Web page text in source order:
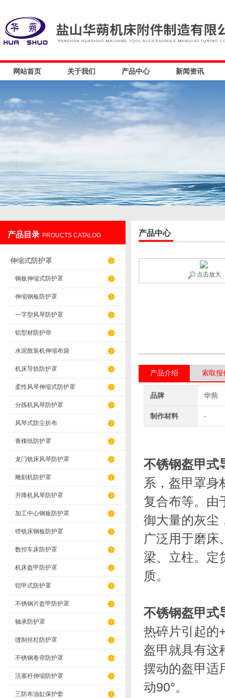
网站首页 关于我们 产品中心 新闻资讯
产品目录 PROUCTS CATALOG
伸缩式防护罩
钢板伸缩式防护罩
伸缩钢板防护罩
一字型风琴防护罩
铝型材防护帘
水泥散装机伸缩布袋
机床导轨防护罩
柔性风琴伸缩式防护罩
分拣机风琴防护罩
风琴式防尘折布
青稞纸防护罩
龙门铣床风琴防护罩
雕刻机防护罩
升降机风琴防护罩
加工中心钢板防护罩
镗铣床钢板防护罩
数控车床防护罩
机床盔甲防护罩
铠甲式防护罩
不锈钢片盔甲防护罩
轴承防护罩
缝制丝杠防护罩
不锈钢卷帘防护罩
活塞杆伸缩防护罩
三防布油缸保护套
产品中心
点击放大
产品介绍 索取报
品牌 华蒴
制作材料 -
不锈钢盔甲式
系，盔甲罩身
复合布等。由
御大量的灰尘
广泛用于磨床
梁、立柱。定
质。
不锈钢盔甲式
热碎片引起的
盔甲就具有这
摆动的盔甲适
动90°。